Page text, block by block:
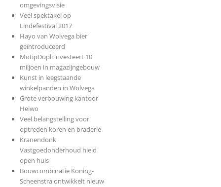
omgevingsvisie
Veel spektakel op
Lindefestival 2017
Hayo van Wolvega bier
geïntroduceerd
MotipDupli investeert 10
miljoen in magazijngebouw
Kunst in leegstaande
winkelpanden in Wolvega
Grote verbouwing kantoor
Heiwo
Veel belangstelling voor
optreden koren en braderie
Kranendonk
Vastgoedonderhoud hield
open huis
Bouwcombinatie Koning-
Scheenstra ontwikkelt nieuw